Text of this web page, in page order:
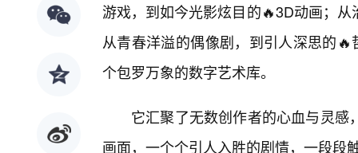
游戏，到如今光影炫目的🔥3D动画；
从青春洋溢的偶像剧，到引人深思的
个包罗万象的数字艺术库。
它汇聚了无数创作者的心血与灵
画面，一个个引人入胜的剧情，一段段